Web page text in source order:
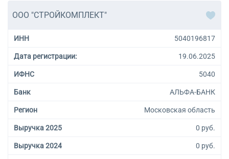
ООО "СТРОЙКОМПЛЕКТ"
ИНН 5040196817
Дата регистрации: 19.06.2025
ИФНС 5040
Банк АЛЬФА-БАНК
Регион Московская область
Выручка 2025 0 руб.
Выручка 2024 0 руб.